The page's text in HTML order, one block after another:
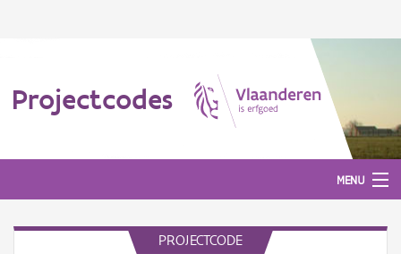
Projectcodes
MENU
PROJECTCODE